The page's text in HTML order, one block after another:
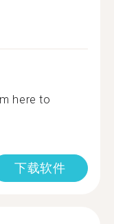
here to
下载软件